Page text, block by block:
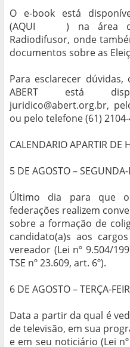
O e-book está
(AQUI
AQUI) na área
Radiodifusor, onde
documentos sobre as
Para esclarecer
ABERT está
juridico@abert.org.br,
ou pelo telefone (61)
CALENDARIO APARTIR DE
5 DE AGOSTO – SEGUNDA-
Último dia para que
federações realizem
sobre a formação de
candidato(a)s aos
vereador (Lei nº 9.504/
TSE nº 23.609, art. 6º).
6 DE AGOSTO – TERÇA-
Data a partir da qual é
de televisão, em sua
e em seu noticiário (Lei